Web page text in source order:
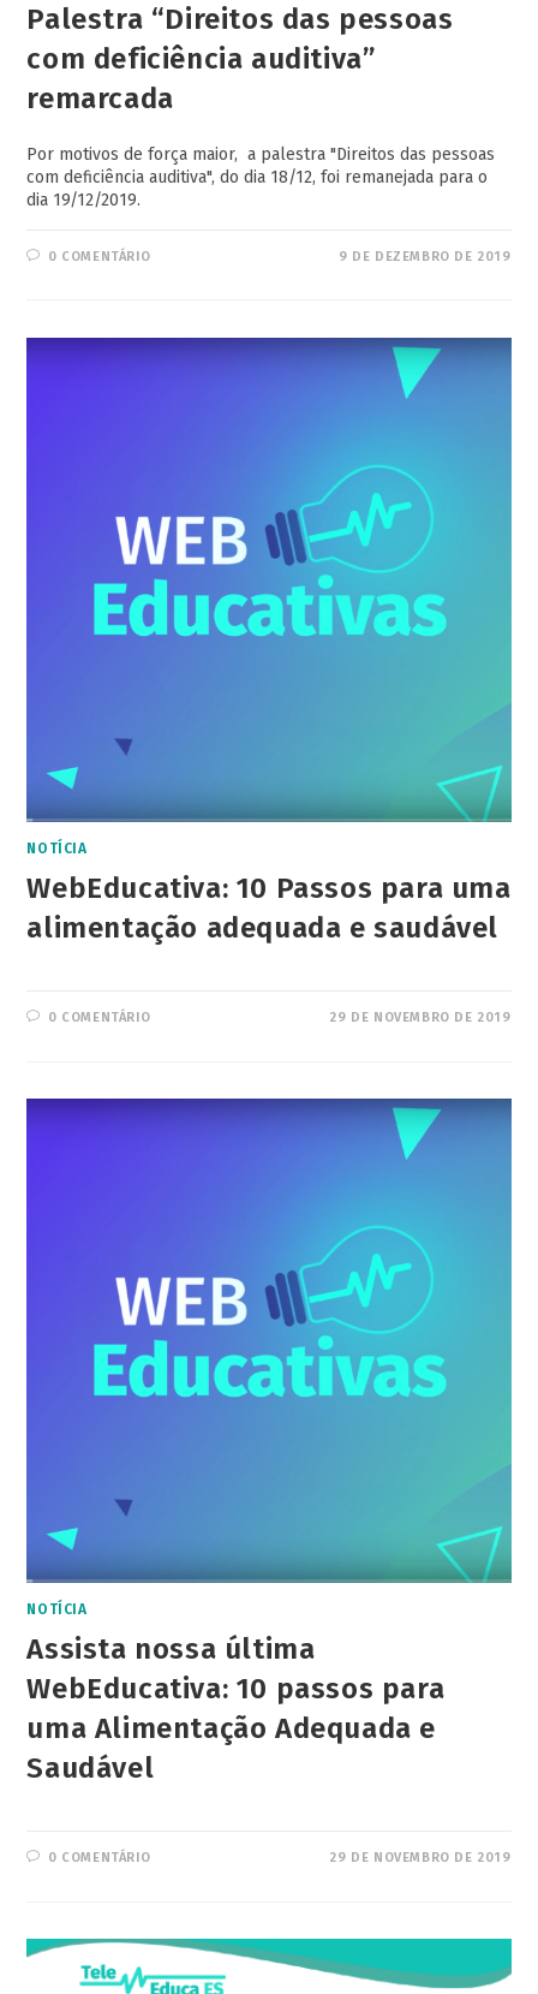
Palestra “Direitos das pessoas
com deficiência auditiva”
remarcada
Por motivos de força maior, a palestra "Direitos das pessoas
com deficiência auditiva", do dia 18/12, foi remanejada para o
dia 19/12/2019.
0 COMENTÁRIO 9 DE DEZEMBRO DE 2019
NOTÍCIA
WebEducativa: 10 Passos para uma
alimentação adequada e saudável
0 COMENTÁRIO 29 DE NOVEMBRO DE 2019
NOTÍCIA
Assista nossa última
WebEducativa: 10 passos para
uma Alimentação Adequada e
Saudável
0 COMENTÁRIO 29 DE NOVEMBRO DE 2019